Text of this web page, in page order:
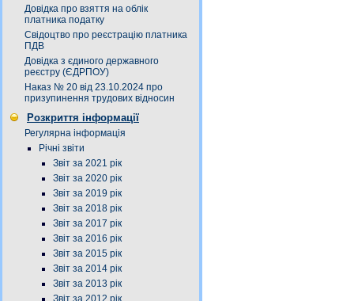
Довідка про взяття на облік
платника податку
Свідоцтво про реєстрацію платника
ПДВ
Довідка з єдиного державного
реєстру (ЄДРПОУ)
Наказ № 20 від 23.10.2024 про
призупинення трудових відносин
Розкриття інформації
Регулярна інформація
Річні звіти
Звіт за 2021 рік
Звіт за 2020 рік
Звіт за 2019 рік
Звіт за 2018 рік
Звіт за 2017 рік
Звіт за 2016 рік
Звіт за 2015 рік
Звіт за 2014 рік
Звіт за 2013 рік
Звіт за 2012 рік